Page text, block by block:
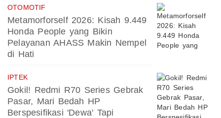
OTOMOTIF
Metamorforself 2026: Kisah 9.449
Honda People yang Bikin
Pelayanan AHASS Makin Nempel
di Hati
IPTEK
Gokil! Redmi R70 Series Gebrak
Pasar, Mari Bedah HP
Berspesifikasi 'Dewa' Tapi